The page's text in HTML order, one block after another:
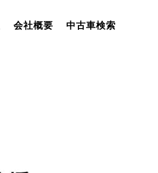
会社概要 中古車検索